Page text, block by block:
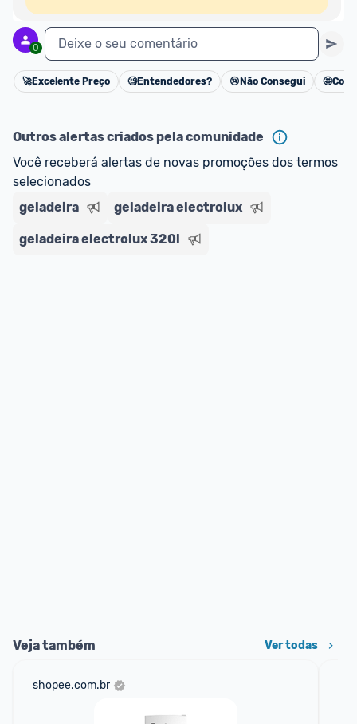
0 Deixe o seu comentário
Cancelar
🚀Excelente Preço 🧐Entendedores? 😢 Não Consegui 🤩
Outros alertas criados pela comunidade
Você receberá alertas de novas promoções dos termos
selecionados
geladeira
geladeira electrolux
geladeira electrolux 320l
Veja também Ver todas
shopee.com.br